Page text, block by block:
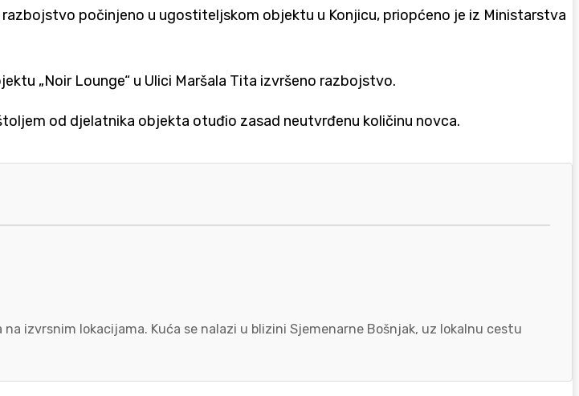
počinjeno u ugostiteljskom objektu u Konjicu, priopćeno je iz Ministarstva
„Noir Lounge“ u Ulici Maršala Tita izvršeno razbojstvo.
od djelatnika objekta otuđio zasad neutvrđenu količinu novca.
izvrsnim lokacijama. Kuća se nalazi u blizini Sjemenarne Bošnjak, uz lokalnu cestu